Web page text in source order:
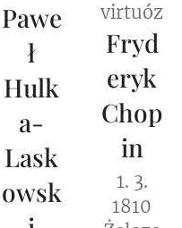
Pawe
ł
Hulk
a-
Lask
owsk
virtuóz
Fryd
eryk
Chop
in
1. 3.
1810